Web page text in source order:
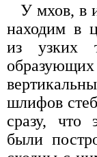
У мхов, в
находим в
из узких
шлифов
сразу, что
были